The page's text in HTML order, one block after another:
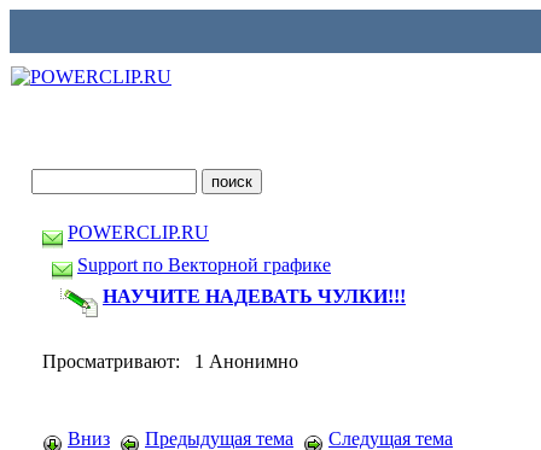
POWERCLIP.RU
Support по Векторной графике
НАУЧИТЕ НАДЕВАТЬ ЧУЛКИ!!!
Просматривают: 1 Анонимно
Вниз Предыдущая тема Следущая тема